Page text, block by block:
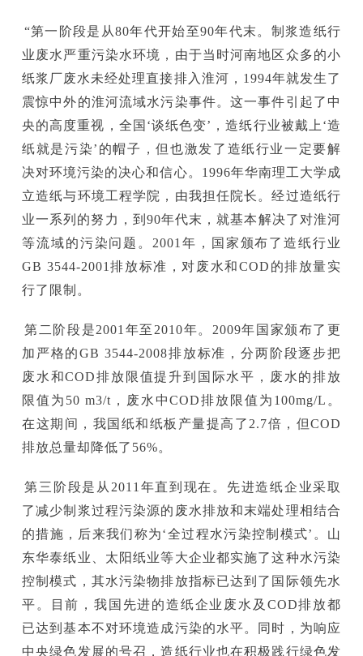
第一阶段是从80年代开始至90年代末。制浆造纸行
业废水严重污染水环境，由于当时河南地区众多的小
纸浆厂废水未经处理直接排入淮河，1994年就发生了
震惊中外的淮河流域水污染事件。这一事件引起了中
央的高度重视，全国‘谈纸色变’，造纸行业被戴上‘造
纸就是污染’的帽子，但也激发了造纸行业一定要解
决对环境污染的决心和信心。1996年华南理工大学成
立造纸与环境工程学院，由我担任院长。经过造纸行
业一系列的努力，到90年代末，就基本解决了对淮河
等流域的污染问题。2001年，国家颁布了造纸行业
GB 3544-2001排放标准，对废水和COD的排放量实
行了限制。
二阶段是2001年至2010年。2009年国家颁布了更
加严格的GB 3544-2008排放标准，分两阶段逐步把
废水和COD排放限值提升到国际水平，废水的排放
限值为50 m3/t，废水中COD排放限值为100mg/L。
在这期间，我国纸和纸板产量提高了2.7倍，但COD
排放总量却降低了56%。
三阶段是从2011年直到现在。先进造纸企业采取
了减少制浆过程污染源的废水排放和末端处理相结合
的措施，后来我们称为‘全过程水污染控制模式’。山
东华泰纸业、太阳纸业等大企业都实施了这种水污染
控制模式，其水污染物排放指标已达到了国际领先水
平。目前，我国先进的造纸企业废水及COD排放都
已达到基本不对环境造成污染的水平。同时，为响应
中央绿色发展的号召，造纸行业也在积极践行绿色发